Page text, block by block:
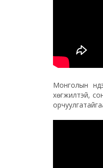
Монголын
хөгжилтэй,